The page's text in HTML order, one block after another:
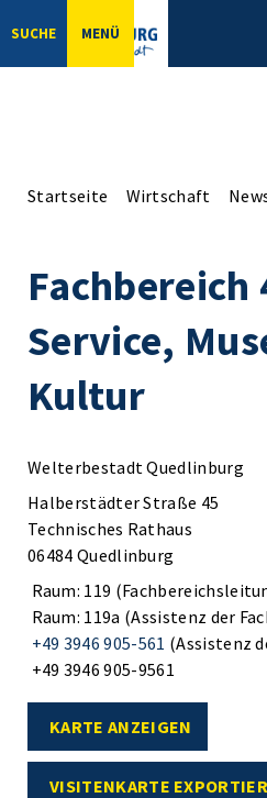
SUCHE MENÜ
Startseite Wirtschaft
Service,
Kultur
Welterbestadt Quedlinburg
Halberstädter Straße 45
Technisches Rathaus
06484 Quedlinburg
Raum: 119
Raum: 119a (Assistenz der
+49 3946 905-561 (Assistenz
+49 3946 905-9561
KARTE ANZEIGEN
VISITENKARTE